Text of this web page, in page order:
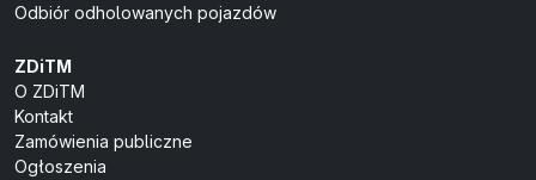
Odbiór odholowanych pojazdów
ZDiTM
O ZDiTM
Kontakt
Zamówienia publiczne
Ogłoszenia